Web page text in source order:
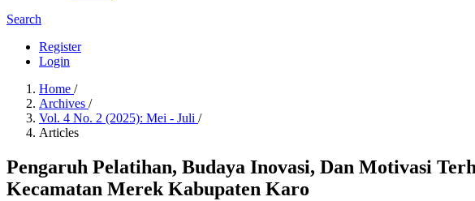
Search
Register
Login
Home /
Archives /
Vol. 4 No. 2 (2025): Mei - Juli /
Articles
Pengaruh Pelatihan, Budaya Inovasi, Dan Motivasi
Kecamatan Merek Kabupaten Karo